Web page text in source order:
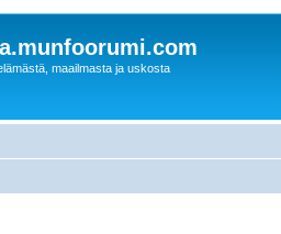
maailmasta ja uskosta